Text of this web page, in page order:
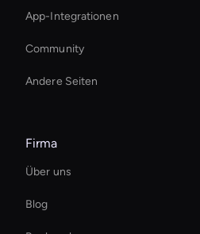
App-Integrationen
Community
Andere Seiten
Real-Time Ai Video
Ersteller von KI-Videoanzeigen
AI-Videoclip-Editor
Firma
Über uns
Blog